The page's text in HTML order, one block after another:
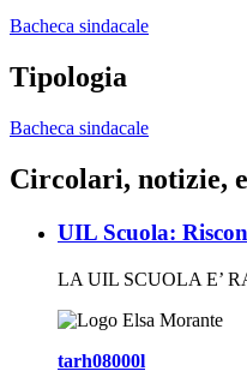
Bacheca sindacale
Tipologia
Bacheca sindacale
Circolari, notizie,
UIL Scuola:
LA UIL SCUOLA E’
tarh08000l